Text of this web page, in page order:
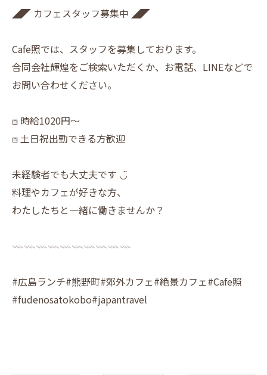
◢◤ カフェスタッフ募集中 ◢◤
Cafe照では、スタッフを募集しております。
合同会社輝煌をご検索いただくか、お電話、LINEなどで
お問い合わせください。
⧈ 時給1020円〜
⧈ 土日祝出勤できる方歓迎
未経験者でも大丈夫です ◡̈
料理やカフェが好きな方、
わたしたちと一緒に働きませんか？
𓇠𓇠𓇠𓇠𓇠𓇠𓇠𓇠𓇠𓇠
#広島ランチ#熊野町#郊外カフェ#絶景カフェ#Cafe照
#fudenosatokobo#japantravel